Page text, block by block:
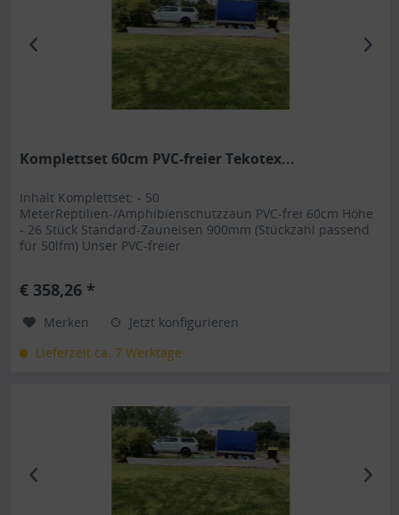
Komplettset 60cm PVC-freier Tekotex...
Inhalt Komplettset: - 50
MeterReptilien-/Amphibienschutzzaun PVC-frei 60cm Höhe
- 26 Stück Standard-Zauneisen 900mm (Stückzahl passend
für 50lfm) Unser PVC-freier
Reptilienschutz/Ampibienschutz . Die dafür verwendeten
€ 358,26 *
Merken
Jetzt konfigurieren
Lieferzeit ca. 7 Werktage